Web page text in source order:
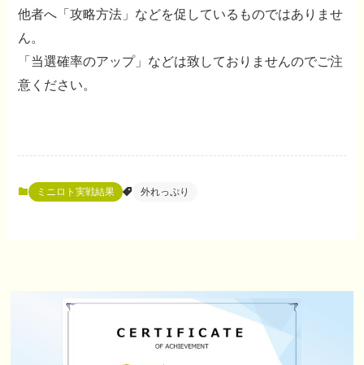
他者へ「攻略方法」などを促しているものではありませ
ん。
「当選確率のアップ」などは致しておりませんのでご注
意ください。
ミニロト実戦結果 外れっぷり